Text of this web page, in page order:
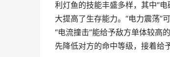
利灯鱼的技能丰盛多样，其中“
大提高了生存能力。“电力震荡”
“电流撞击”能给予敌方单体较高
先降低对方的命中等级，接着给